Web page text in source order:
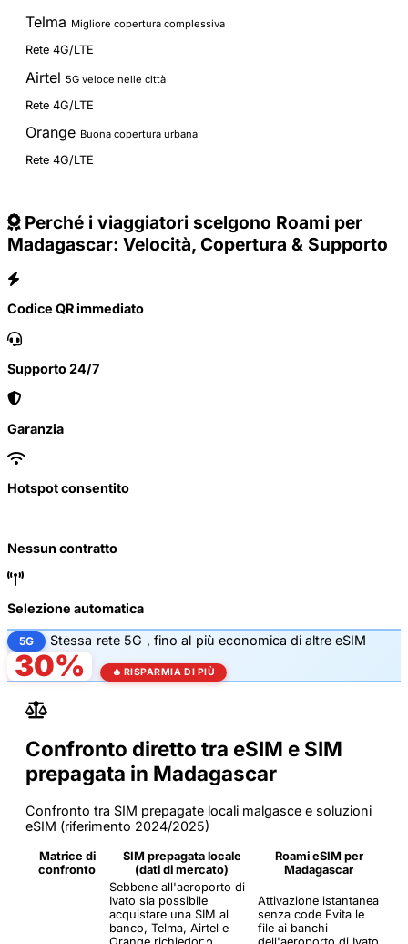
Telma Migliore copertura complessiva
Rete 4G/LTE
Airtel 5G veloce nelle città
Rete 4G/LTE
Orange Buona copertura urbana
Rete 4G/LTE
Perché i viaggiatori scelgono Roami per
Madagascar: Velocità, Copertura & Supporto
Codice QR immediato
Supporto 24/7
Garanzia
Hotspot consentito
Nessun contratto
Selezione automatica
5G Stessa rete 5G , fino al più economica di altre eSIM
30% 🔥 RISPARMIA DI PIÙ
Confronto diretto tra eSIM e SIM
prepagata in Madagascar
Confronto tra SIM prepagate locali malgasce e soluzioni
eSIM (riferimento 2024/2025)
Matrice di
confronto
SIM prepagata locale
(dati di mercato)
Roami eSIM per
Madagascar
Sebbene all'aeroporto di
Ivato sia possibile
acquistare una SIM al
banco, Telma, Airtel e
Attivazione istantanea
senza code Evita le
file ai banchi